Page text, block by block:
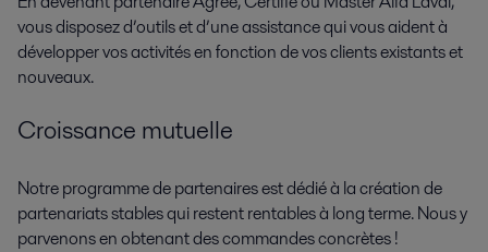
vous disposez d’outils et d’une assistance qui vous aident à
développer vos activités en fonction de vos clients existants et
nouveaux.
Croissance mutuelle
Notre programme de partenaires est dédié à la création de
partenariats stables qui restent rentables à long terme. Nous y
parvenons en obtenant des commandes concrètes !